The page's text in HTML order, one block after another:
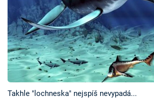
TV Program
Časopis
Sledujte prima+
Přihlášení
Takhle "lochneska" nejspíš nevypadá...